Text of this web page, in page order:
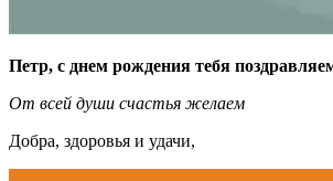
Петр, с днем рождения тебя
От всей души счастья желаем
Добра, здоровья и удачи,